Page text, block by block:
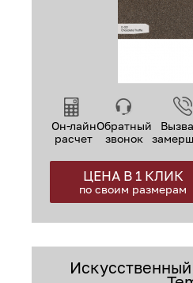
Он-лайн
расчет
Обратный
звонок
ЦЕНА В 1 КЛИК
по своим размерам